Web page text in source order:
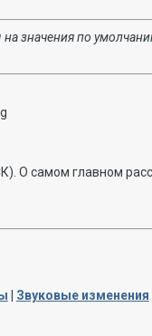
значения по
О самом главном
Звуковые изменения